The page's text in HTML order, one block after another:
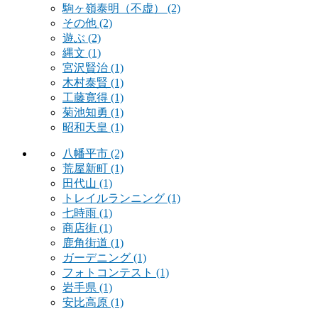
駒ヶ嶺泰明（不虚） (2)
その他 (2)
遊ぶ (2)
縄文 (1)
宮沢賢治 (1)
木村泰賢 (1)
工藤寛得 (1)
菊池知勇 (1)
昭和天皇 (1)
八幡平市 (2)
荒屋新町 (1)
田代山 (1)
トレイルランニング (1)
七時雨 (1)
商店街 (1)
鹿角街道 (1)
ガーデニング (1)
フォトコンテスト (1)
岩手県 (1)
安比高原 (1)